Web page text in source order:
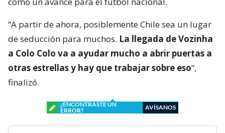
“A partir de ahora, posiblemente Chile sea un lugar
de seducción para muchos. La llegada de Vozinha
a Colo Colo va a ayudar mucho a abrir puertas a
otras estrellas y hay que trabajar sobre eso“,
finalizó.
¿ENCONTRASTE UN
ERROR?
AVÍSANOS